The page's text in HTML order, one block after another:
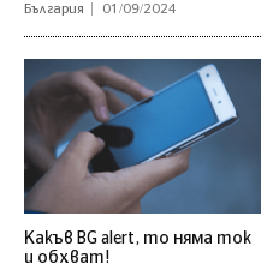
България 01/09/2024
Какъв BG alert, то няма ток
и обхват!